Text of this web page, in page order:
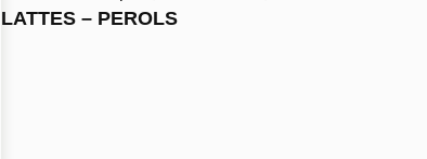
LATTES – PEROLS